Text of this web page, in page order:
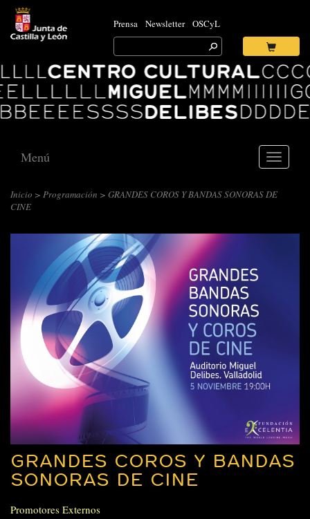
Prensa Newsletter OSCyL
Search
for:
Ok
Centro
Cultural
Miguel
Delibes
Toggle
Menú
Inicio > Programación > GRANDES COROS Y BANDAS SONORAS DE
CINE
GRANDES COROS Y BANDAS
SONORAS DE CINE
Promotores Externos